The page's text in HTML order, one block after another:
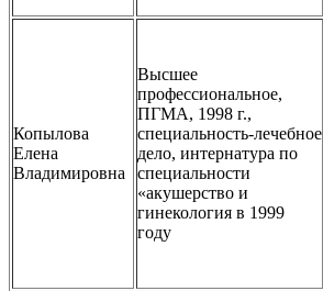
Копылова
Елена
Владимировна
Высшее
профессиональное,
ПГМА, 1998 г.,
специальность-лечебное
дело, интернатура по
специальности
«акушерство и
гинекология в 1999
году